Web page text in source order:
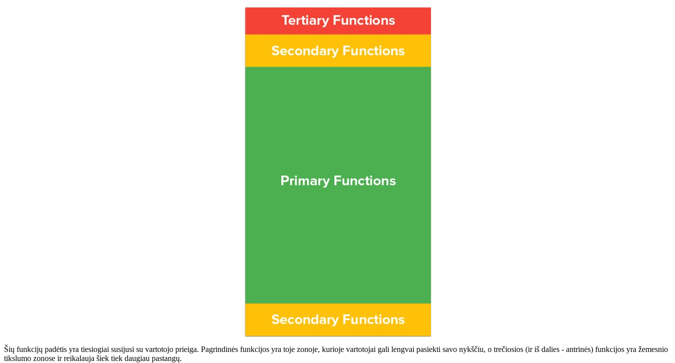
Šių funkcijų padėtis yra tiesiogiai susijusi su vartotojo prieiga. Pagrindinės funkcijos yra toje zonoje, kurioje vartotojai gali lengvai pasiekti savo nykščiu, o trečiosios (ir iš dalies - antrinės) funkcijos yra žemesnio
tikslumo zonose ir reikalauja šiek tiek daugiau pastangų.